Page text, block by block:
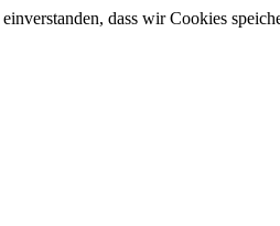
dass wir Cookies